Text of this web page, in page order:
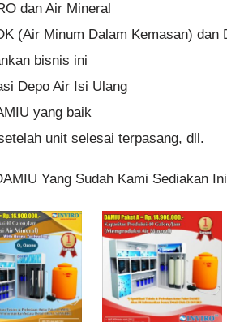
dan Air Mineral
(Air Minum Dalam Kemasan) dan
bisnis ini
Depo Air Isi Ulang
yang baik
unit selesai terpasang, dll.
Yang Sudah Kami Sediakan Ini